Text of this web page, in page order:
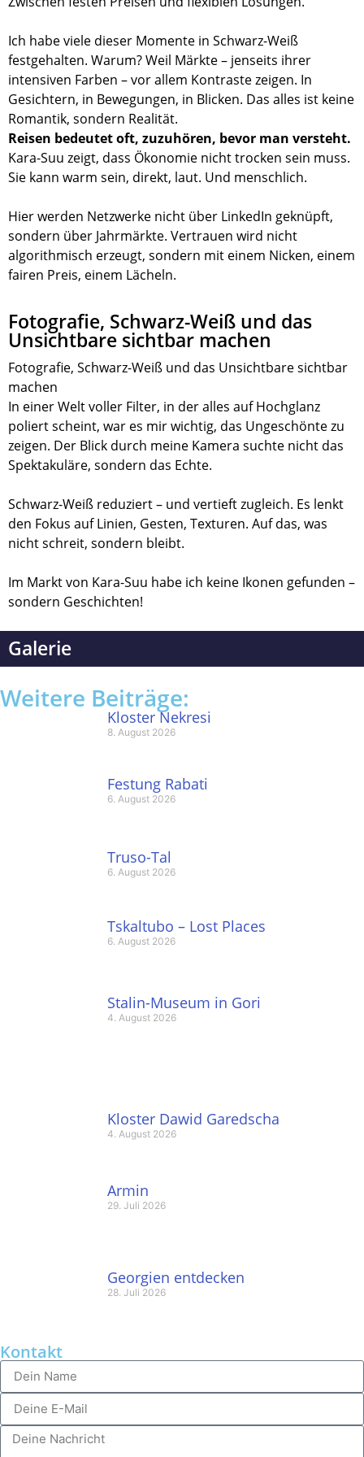
Ich habe viele dieser Momente in Schwarz-Weiß
festgehalten. Warum? Weil Märkte – jenseits ihrer
intensiven Farben – vor allem Kontraste zeigen. In
Gesichtern, in Bewegungen, in Blicken. Das alles ist keine
Romantik, sondern Realität.
Reisen bedeutet oft, zuzuhören, bevor man versteht.
Kara-Suu zeigt, dass Ökonomie nicht trocken sein muss.
Sie kann warm sein, direkt, laut. Und menschlich.
Hier werden Netzwerke nicht über LinkedIn geknüpft,
sondern über Jahrmärkte. Vertrauen wird nicht
algorithmisch erzeugt, sondern mit einem Nicken, einem
fairen Preis, einem Lächeln.
Fotografie, Schwarz-Weiß und das
Unsichtbare sichtbar machen
Fotografie, Schwarz-Weiß und das Unsichtbare sichtbar
machen
In einer Welt voller Filter, in der alles auf Hochglanz
poliert scheint, war es mir wichtig, das Ungeschönte zu
zeigen. Der Blick durch meine Kamera suchte nicht das
Spektakuläre, sondern das Echte.
Schwarz-Weiß reduziert – und vertieft zugleich. Es lenkt
den Fokus auf Linien, Gesten, Texturen. Auf das, was
nicht schreit, sondern bleibt.
Im Markt von Kara-Suu habe ich keine Ikonen gefunden –
sondern Geschichten!
Galerie
Weitere Beiträge:
Kloster Nekresi
8. August 2026
Festung Rabati
6. August 2026
Truso-Tal
6. August 2026
Tskaltubo – Lost Places
6. August 2026
Stalin-Museum in Gori
4. August 2026
Kloster Dawid Garedscha
4. August 2026
Armin
29. Juli 2026
Georgien entdecken
28. Juli 2026
Kontakt